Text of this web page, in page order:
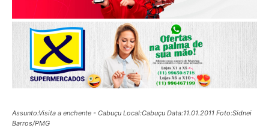
Assunto:Visita a enchente - Cabuçu Local:Cabuçu Data:11.01.2011 Foto:Sidnei
Barros/PMG